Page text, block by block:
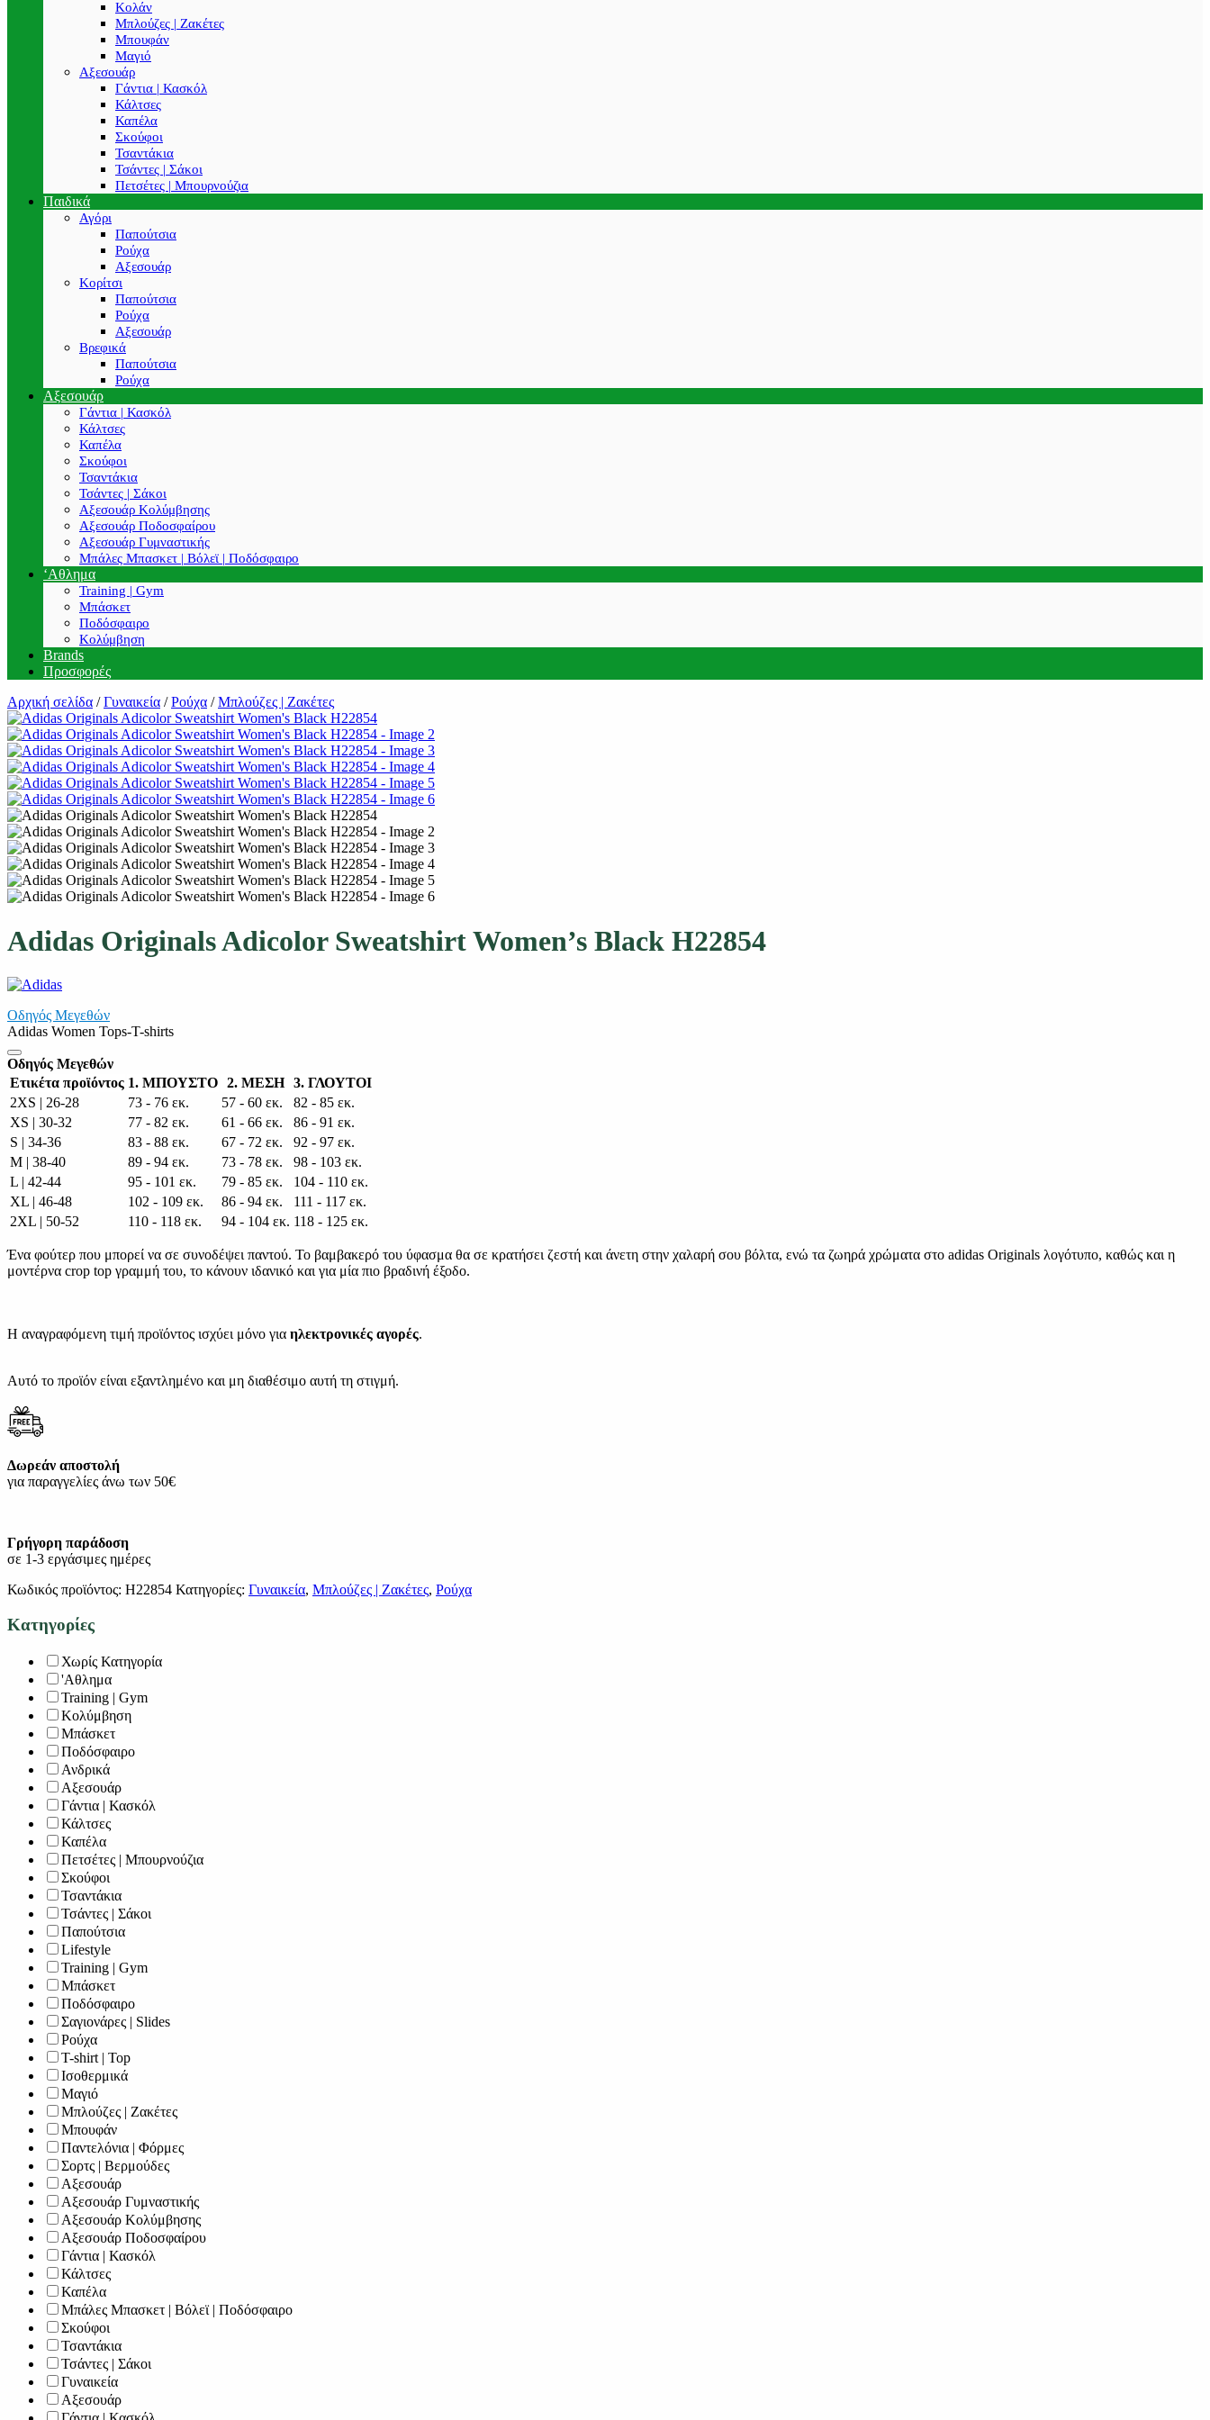
Κολάν
Μπλούζες | Ζακέτες
Μπουφάν
Μαγιό
Αξεσουάρ
Γάντια | Κασκόλ
Κάλτσες
Καπέλα
Σκούφοι
Τσαντάκια
Τσάντες | Σάκοι
Πετσέτες | Μπουρνούζια
Παιδικά
Αγόρι
Παπούτσια
Ρούχα
Αξεσουάρ
Κορίτσι
Παπούτσια
Ρούχα
Αξεσουάρ
Βρεφικά
Παπούτσια
Ρούχα
Αξεσουάρ
Γάντια | Κασκόλ
Κάλτσες
Καπέλα
Σκούφοι
Τσαντάκια
Τσάντες | Σάκοι
Αξεσουάρ Κολύμβησης
Αξεσουάρ Ποδοσφαίρου
Αξεσουάρ Γυμναστικής
Μπάλες Μπασκετ | Βόλεϊ | Ποδόσφαιρο
‘Αθλημα
Training | Gym
Μπάσκετ
Ποδόσφαιρο
Κολύμβηση
Brands
Προσφορές
Αρχική σελίδα / Γυναικεία / Ρούχα / Μπλούζες | Ζακέτες
Adidas Originals Adicolor Sweatshirt Women’s Black H22854
Οδηγός Μεγεθών
Adidas Women Tops-T-shirts
Οδηγός Μεγεθών
Ετικέτα προϊόντος 1. ΜΠΟΥΣΤΟ 2. ΜΕΣΗ 3. ΓΛΟΥΤΟΙ
2XS | 26-28
73 - 76 εκ. 57 - 60 εκ.
82 - 85 εκ.
XS | 30-32
77 - 82 εκ. 61 - 66 εκ.
86 - 91 εκ.
S | 34-36
83 - 88 εκ. 67 - 72 εκ.
92 - 97 εκ.
M | 38-40
89 - 94 εκ. 73 - 78 εκ.
98 - 103 εκ.
L | 42-44
95 - 101 εκ. 79 - 85 εκ.
104 - 110 εκ.
XL | 46-48
102 - 109 εκ. 86 - 94 εκ.
111 - 117 εκ.
2XL | 50-52
110 - 118 εκ. 94 - 104 εκ. 118 - 125 εκ.
Ένα φούτερ που μπορεί να σε συνοδέψει παντού. Το βαμβακερό του ύφασμα θα σε κρατήσει ζεστή και άνετη στην χαλαρή σου βόλτα, ενώ τα ζωηρά χρώματα στο adidas Originals λογότυπο, καθώς και η
μοντέρνα crop top γραμμή του, το κάνουν ιδανικό και για μία πιο βραδινή έξοδο.
Η αναγραφόμενη τιμή προϊόντος ισχύει μόνο για ηλεκτρονικές αγορές.
Αυτό το προϊόν είναι εξαντλημένο και μη διαθέσιμο αυτή τη στιγμή.
Δωρεάν αποστολή
για παραγγελίες άνω των 50€
Γρήγορη παράδοση
σε 1-3 εργάσιμες ημέρες
Κωδικός προϊόντος: H22854 Κατηγορίες: Γυναικεία, Μπλούζες | Ζακέτες, Ρούχα
Κατηγορίες
Χωρίς Κατηγορία
'Αθλημα
Training | Gym
Κολύμβηση
Μπάσκετ
Ποδόσφαιρο
Ανδρικά
Αξεσουάρ
Γάντια | Κασκόλ
Κάλτσες
Καπέλα
Πετσέτες | Μπουρνούζια
Σκούφοι
Τσαντάκια
Τσάντες | Σάκοι
Παπούτσια
Lifestyle
Training | Gym
Μπάσκετ
Ποδόσφαιρο
Σαγιονάρες | Slides
Ρούχα
T-shirt | Top
Ισοθερμικά
Μαγιό
Μπλούζες | Ζακέτες
Μπουφάν
Παντελόνια | Φόρμες
Σορτς | Βερμούδες
Αξεσουάρ
Αξεσουάρ Γυμναστικής
Αξεσουάρ Κολύμβησης
Αξεσουάρ Ποδοσφαίρου
Γάντια | Κασκόλ
Κάλτσες
Καπέλα
Μπάλες Μπασκετ | Βόλεϊ | Ποδόσφαιρο
Σκούφοι
Τσαντάκια
Τσάντες | Σάκοι
Γυναικεία
Αξεσουάρ